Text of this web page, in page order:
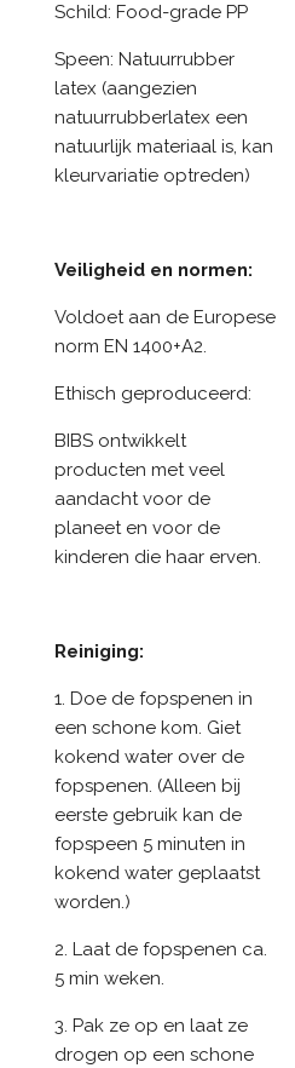
Schild: Food-grade PP
Speen: Natuurrubber
latex (aangezien
natuurrubberlatex een
natuurlijk materiaal is, kan
kleurvariatie optreden)
Veiligheid en normen:
Voldoet aan de Europese
norm EN 1400+A2.
Ethisch geproduceerd:
BIBS ontwikkelt
producten met veel
aandacht voor de
planeet en voor de
kinderen die haar erven.
Reiniging:
1. Doe de fopspenen in
een schone kom. Giet
kokend water over de
fopspenen. (Alleen bij
eerste gebruik kan de
fopspeen 5 minuten in
kokend water geplaatst
worden.)
2. Laat de fopspenen ca.
5 min weken.
3. Pak ze op en laat ze
drogen op een schone